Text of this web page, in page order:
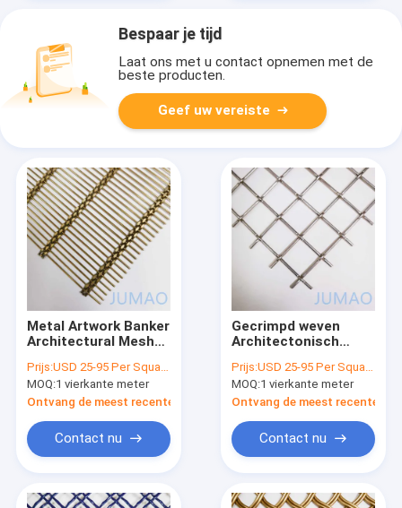
Bespaar je tijd
Laat ons met u contact opnemen met de
beste producten.
Geef uw vereiste
Metal Artwork Banker
Architectural Mesh
Prijs:USD 25-95 Per Square Meter
MOQ:1 vierkante meter
Ontvang de meest recente Prijs
Contact nu
Gecrimpd weven
Architectonisch
gaas draad Interieur
bekleding
Prijs:USD 25-95 Per Square Meter
MOQ:1 vierkante meter
Ontvang de meest recente
Contact nu